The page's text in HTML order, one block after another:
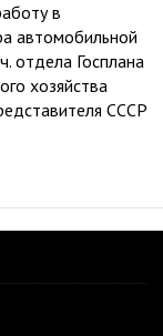
в
автомобильной
отдела Госплана
хозяйства
СССР